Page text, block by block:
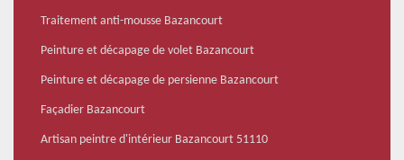
Traitement anti-mousse Bazancourt
Peinture et décapage de volet Bazancourt
Peinture et décapage de persienne Bazancourt
Façadier Bazancourt
Artisan peintre d'intérieur Bazancourt 51110